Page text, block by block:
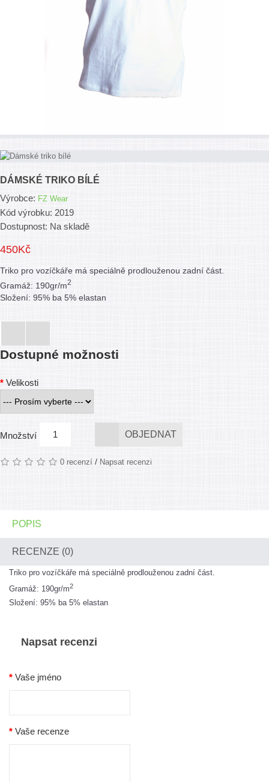
DÁMSKÉ TRIKO BÍLÉ
Výrobce: FZ Wear
Kód výrobku: 2019
Dostupnost: Na skladě
450Kč
Triko pro vozíčkáře má speciálně prodlouženou zadní část.
Gramáž: 190gr/m2
Složení: 95% ba 5% elastan
Dostupné možnosti
Velikosti
Množství OBJEDNAT
0 recenzí / Napsat recenzi
POPIS
RECENZE (0)
Triko pro vozíčkáře má speciálně prodlouženou zadní část.
Gramáž: 190gr/m2
Složení: 95% ba 5% elastan
Napsat recenzi
Vaše jméno
Vaše recenze